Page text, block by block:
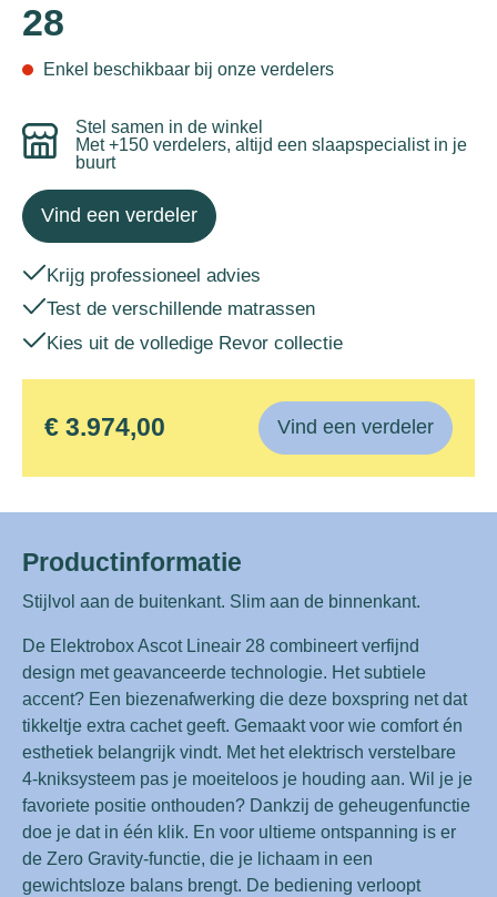
28
Enkel beschikbaar bij onze verdelers
Stel samen in de winkel
Met +150 verdelers, altijd een slaapspecialist in je
buurt
Vind een verdeler
Krijg professioneel advies
Test de verschillende matrassen
Kies uit de volledige Revor collectie
€ 3.974,00 Vind een verdeler
Productinformatie
Stijlvol aan de buitenkant. Slim aan de binnenkant.
De Elektrobox Ascot Lineair 28 combineert verfijnd
design met geavanceerde technologie. Het subtiele
accent? Een biezenafwerking die deze boxspring net dat
tikkeltje extra cachet geeft. Gemaakt voor wie comfort én
esthetiek belangrijk vindt. Met het elektrisch verstelbare
4-kniksysteem pas je moeiteloos je houding aan. Wil je je
favoriete positie onthouden? Dankzij de geheugenfunctie
doe je dat in één klik. En voor ultieme ontspanning is er
de Zero Gravity-functie, die je lichaam in een
gewichtsloze balans brengt. De bediening verloopt